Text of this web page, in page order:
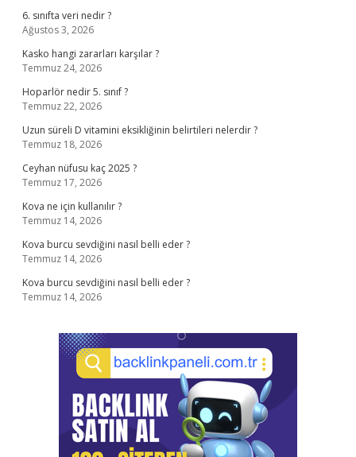
6. sınıfta veri nedir ?
Ağustos 3, 2026
Kasko hangi zararları karşılar ?
Temmuz 24, 2026
Hoparlör nedir 5. sınıf ?
Temmuz 22, 2026
Uzun süreli D vitamini eksikliğinin belirtileri nelerdir ?
Temmuz 18, 2026
Ceyhan nüfusu kaç 2025 ?
Temmuz 17, 2026
Kova ne için kullanılır ?
Temmuz 14, 2026
Kova burcu sevdiğini nasıl belli eder ?
Temmuz 14, 2026
Kova burcu sevdiğini nasıl belli eder ?
Temmuz 14, 2026